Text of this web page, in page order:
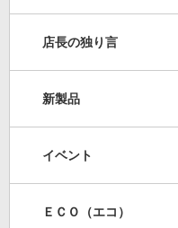
店長の独り言
新製品
イベント
ＥＣＯ（エコ）